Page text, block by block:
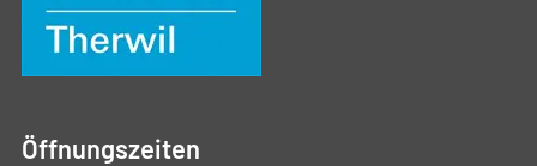
Öffnungszeiten